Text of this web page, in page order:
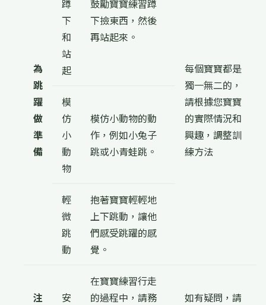
為
跳
躍
做
準
備
蹲
下
和
站
起
鼓勵寶寶練習蹲
下撿東西，然後
再站起來。
每個寶寶都是
獨一無二的，
請根據您寶寶
的實際情況和
興趣，調整訓
練方法
模
仿
小
動
物
模仿小動物的動
作，例如小兔子
跳或小青蛙跳。
輕
微
跳
動
抱著寶寶輕輕地
上下跳動，讓他
們感受跳躍的感
覺。
注
安
在寶寶練習行走
的過程中，請務
如有疑問，請